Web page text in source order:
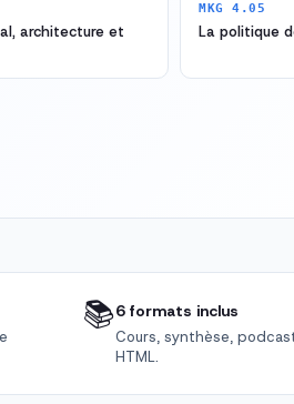
architecture et
MKG 4.05
La politique
📚6 formats inclus
Cours, synthèse,
HTML.